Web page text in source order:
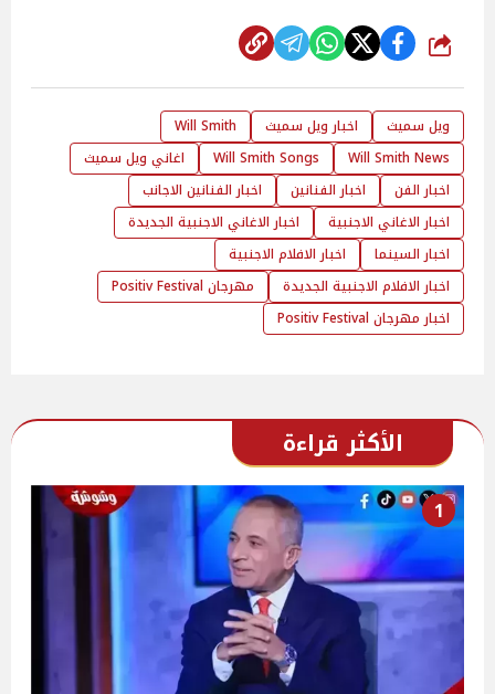
شارك
ويل سميث اخبار ويل سميث
Will Smith
Will Smith News
Will Smith Songs
اغاني ويل سميث
اخبار الفن
اخبار الفنانين
اخبار الفنانين الاجانب
اخبار الاغاني الاجنبية
اخبار الاغاني الاجنبية الجديدة
اخبار السينما
اخبار الافلام الاجنبية
اخبار الافلام الاجنبية الجديدة
مهرجان Positiv Festival
اخبار مهرجان Positiv Festival
الأكثر قراءة
1